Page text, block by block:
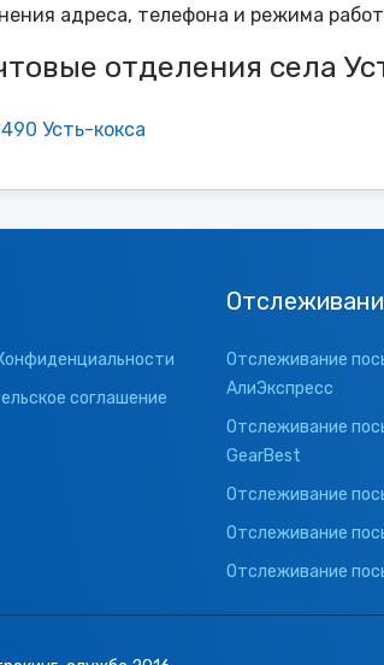
адреса, телефона и режима
отделения села
Усть-кокса
соглашение
Отслеживание
АлиЭкспресс
Отслеживание
GearBest
Отслеживание
Отслеживание
Отслеживание